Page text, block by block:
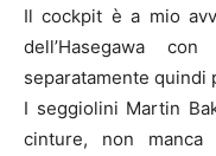
Il cockpit è a mio
dell’Hasegawa
separatamente quindi
I seggiolini Martin
cinture, non